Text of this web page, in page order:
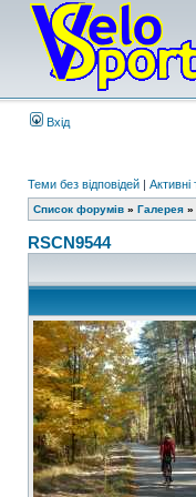
Вхід
Теми без відповідей | Активні
Список форумів » Галерея »
RSCN9544